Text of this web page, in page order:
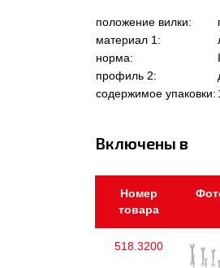
положение вилки:
материал 1:
норма:
профиль 2:
содержимое упаковки:
Включены в
Номер
товара
518.3200